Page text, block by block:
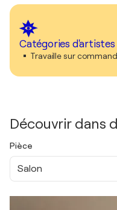
Catégories d'artistes
Travaille sur
Découvrir dans
Pièce
Salon